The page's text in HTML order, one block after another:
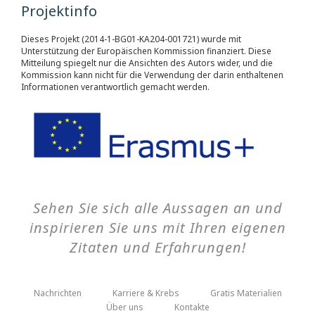
Projektinfo
Dieses Projekt (2014-1-BG01-KA204-001721) wurde mit
Unterstützung der Europäischen Kommission finanziert. Diese
Mitteilung spiegelt nur die Ansichten des Autors wider, und die
Kommission kann nicht für die Verwendung der darin enthaltenen
Informationen verantwortlich gemacht werden.
Sehen Sie sich alle Aussagen an und
inspirieren Sie uns mit Ihren eigenen
Zitaten und Erfahrungen!
Nachrichten Karriere & Krebs
Gratis Materialien
Über uns
Kontakte